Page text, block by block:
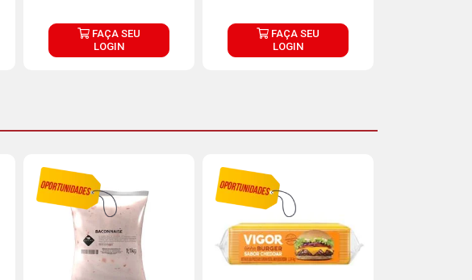
FAÇA SEU
LOGIN
FAÇA SEU
LOGIN